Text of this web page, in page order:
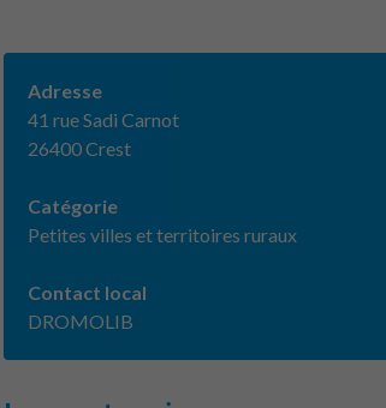
Adresse
41 rue Sadi Carnot
26400 Crest
Catégorie
Petites villes et territoires ruraux
Contact local
DROMOLIB